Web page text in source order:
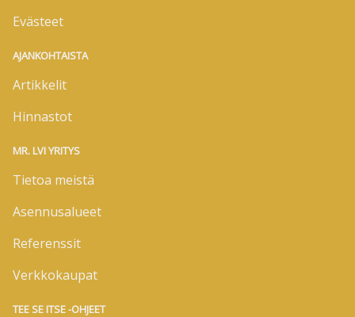
Evästeet
AJANKOHTAISTA
Artikkelit
Hinnastot
MR. LVI YRITYS
Tietoa meistä
Asennusalueet
Referenssit
Verkkokaupat
TEE SE ITSE -OHJEET